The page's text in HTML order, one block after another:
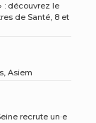
: découvrez le
de Santé, 8 et
Asiem
recrute un·e